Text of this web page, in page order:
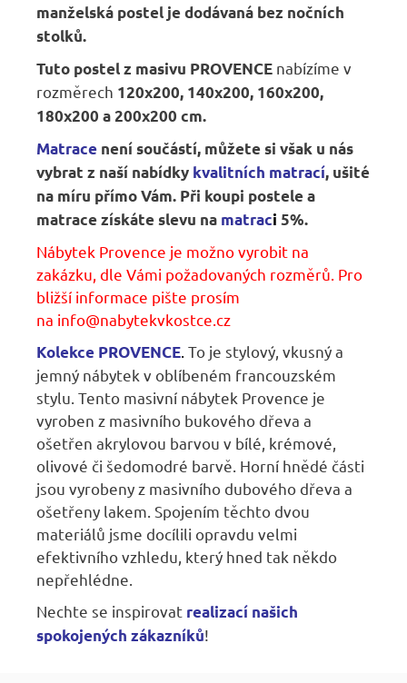
manželská postel je dodávaná bez nočních
stolků.
Tuto postel z masivu PROVENCE nabízíme v
rozměrech 120x200, 140x200, 160x200,
180x200 a 200x200 cm.
Matrace nenísoučástí, můžete si však u nás
vybrat z naší nabídky kvalitních matrací, ušité
na míru přímo Vám. Při koupi postele a
matrace získáte slevu na matraci 5%.
Nábytek Provence je možno vyrobit na
zakázku, dle Vámi požadovaných rozměrů. Pro
bližší informace pište prosím
na info@nabytekvkostce.cz
Kolekce PROVENCE. To je stylový, vkusný a
jemný nábytek v oblíbeném francouzském
stylu. Tento masivní nábytek Provence je
vyroben z masivního bukového dřeva a
ošetřen akrylovou barvou v bílé, krémové,
olivové či šedomodré barvě. Horní hnědé části
jsou vyrobeny z masivního dubového dřeva a
ošetřeny lakem. Spojením těchto dvou
materiálů jsme docílili opravdu velmi
efektivního vzhledu, který hned tak někdo
nepřehlédne.
Nechte se inspirovat realizací našich
spokojených zákazníků!